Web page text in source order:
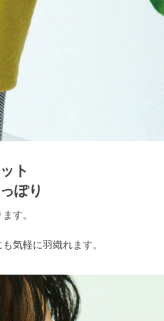
ト
ぽり
す。
気軽に羽織れます。